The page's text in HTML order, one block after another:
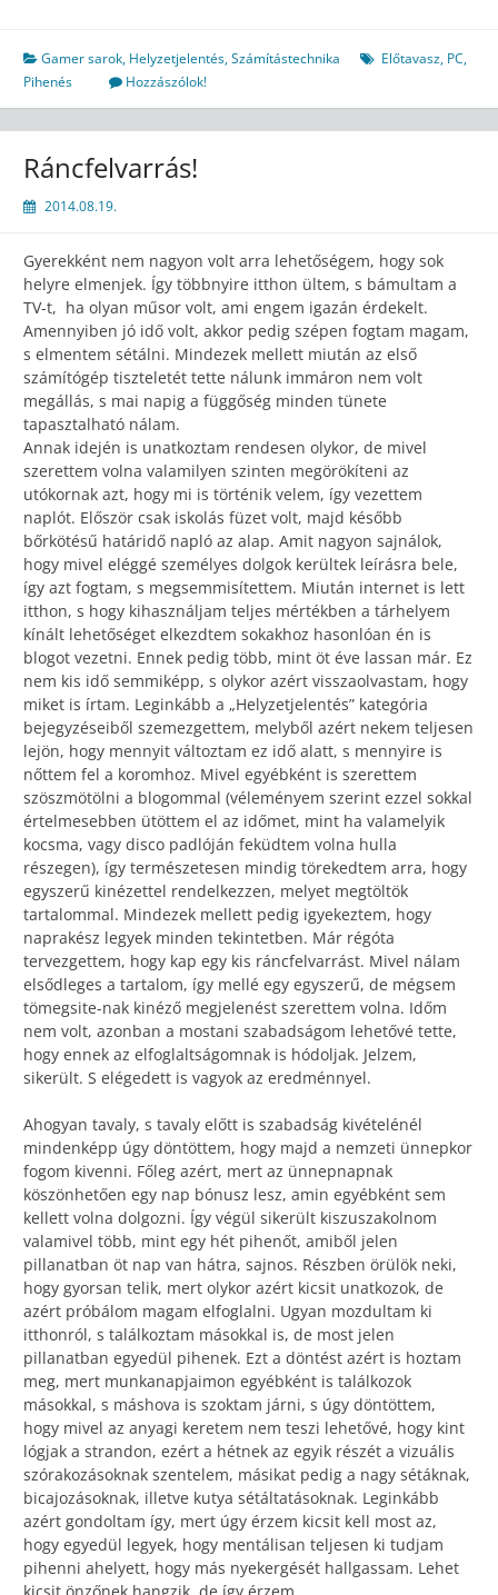
Gamer sarok, Helyzetjelentés,Számítástechnika Előtavasz, PC,
Pihenés
Hozzászólok!
Ráncfelvarrás!
2014.08.19.
Gyerekként nem nagyon volt arra lehetőségem, hogy sok
helyre elmenjek. Így többnyire itthon ültem, s bámultam a
TV-t, ha olyan műsor volt, ami engem igazán érdekelt.
Amennyiben jó idő volt, akkor pedig szépen fogtam magam,
s elmentem sétálni. Mindezek mellett miután az első
számítógép tiszteletét tette nálunk immáron nem volt
megállás, s mai napig a függőség minden tünete
tapasztalható nálam.
Annak idején is unatkoztam rendesen olykor, de mivel
szerettem volna valamilyen szinten megörökíteni az
utókornak azt, hogy mi is történik velem, így vezettem
naplót. Először csak iskolás füzet volt, majd később
bőrkötésű határidő napló az alap. Amit nagyon sajnálok,
hogy mivel eléggé személyes dolgok kerültek leírásra bele,
így azt fogtam, s megsemmisítettem. Miután internet is lett
itthon, s hogy kihasználjam teljes mértékben a tárhelyem
kínált lehetőséget elkezdtem sokakhoz hasonlóan én is
blogot vezetni. Ennek pedig több, mint öt éve lassan már. Ez
nem kis idő semmiképp, s olykor azért visszaolvastam, hogy
miket is írtam. Leginkább a „Helyzetjelentés” kategória
bejegyzéseiből szemezgettem, melyből azért nekem teljesen
lejön, hogy mennyit változtam ez idő alatt, s mennyire is
nőttem fel a koromhoz. Mivel egyébként is szerettem
szöszmötölni a blogommal (véleményem szerint ezzel sokkal
értelmesebben ütöttem el az időmet, mint ha valamelyik
kocsma, vagy disco padlóján feküdtem volna hulla
részegen), így természetesen mindig törekedtem arra, hogy
egyszerű kinézettel rendelkezzen, melyet megtöltök
tartalommal. Mindezek mellett pedig igyekeztem, hogy
naprakész legyek minden tekintetben. Már régóta
tervezgettem, hogy kap egy kis ráncfelvarrást. Mivel nálam
elsődleges a tartalom, így mellé egy egyszerű, de mégsem
tömegsite-nak kinéző megjelenést szerettem volna. Időm
nem volt, azonban a mostani szabadságom lehetővé tette,
hogy ennek az elfoglaltságomnak is hódoljak. Jelzem,
sikerült. S elégedett is vagyok az eredménnyel.
Ahogyan tavaly, s tavaly előtt is szabadság kivételénél
mindenképp úgy döntöttem, hogy majd a nemzeti ünnepkor
fogom kivenni. Főleg azért, mert az ünnepnapnak
köszönhetően egy nap bónusz lesz, amin egyébként sem
kellett volna dolgozni. Így végül sikerült kiszuszakolnom
valamivel több, mint egy hét pihenőt, amiből jelen
pillanatban öt nap van hátra, sajnos. Részben örülök neki,
hogy gyorsan telik, mert olykor azért kicsit unatkozok, de
azért próbálom magam elfoglalni. Ugyan mozdultam ki
itthonról, s találkoztam másokkal is, de most jelen
pillanatban egyedül pihenek. Ezt a döntést azért is hoztam
meg, mert munkanapjaimon egyébként is találkozok
másokkal, s máshova is szoktam járni, s úgy döntöttem,
hogy mivel az anyagi keretem nem teszi lehetővé, hogy kint
lógjak a strandon, ezért a hétnek az egyik részét a vizuális
szórakozásoknak szentelem, másikat pedig a nagy sétáknak,
bicajozásoknak, illetve kutya sétáltatásoknak. Leginkább
azért gondoltam így, mert úgy érzem kicsit kell most az,
hogy egyedül legyek, hogy mentálisan teljesen ki tudjam
pihenni ahelyett, hogy más nyekergését hallgassam. Lehet